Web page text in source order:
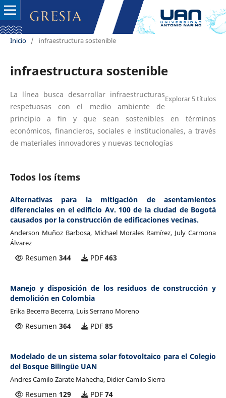
Inicio / infraestructura sostenible
infraestructura sostenible
Explorar 5 títulos
La línea busca desarrollar infraestructuras
respetuosas con el medio ambiente de
principio a fin y que sean sostenibles en términos
económicos, financieros, sociales e institucionales, a través
de materiales innovadores y nuevas tecnologías
Todos los ítems
Alternativas para la mitigación de asentamientos
diferenciales en el edificio Av. 100 de la ciudad de Bogotá
causados por la construcción de edificaciones vecinas.
Anderson Muñoz Barbosa, Michael Morales Ramírez, July Carmona
Álvarez
Resumen 344 PDF 463
Manejo y disposición de los residuos de construcción y
demolición en Colombia
Erika Becerra Becerra, Luis Serrano Moreno
Resumen 364 PDF 85
Modelado de un sistema solar fotovoltaico para el Colegio
del Bosque Bilingüe UAN
Andres Camilo Zarate Mahecha, Didier Camilo Sierra
Resumen 129 PDF 74